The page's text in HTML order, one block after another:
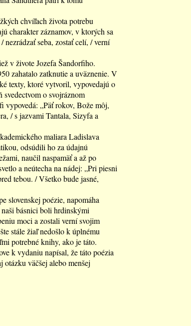
chvíľach života potrebu
charakter záznamov, v ktorých sa
seba, zostať celí, / verní
v živote Jozefa Šandorfiho.
zahatalo zatknutie a uväznenie. V
texty, ktoré vytvoril, vypovedajú o
svedectvom o svojráznom
vypovedá: „Päť rokov, Bože môj,
/ s jazvami Tantala, Sizyfa a
maliara Ladislava
odsúdili ho za údajnú
naučil naspamäť a až po
a neútecha na nádej: „Pri piesni
tebou. / Všetko bude jasné,
slovenskej poézie, napomáha
básnici boli hrdinskými
moci a zostali verní svojim
stále žiaľ nedošlo k úplnému
potrebné knihy, ako je táto.
k vydaniu napísal, že táto poézia
väčšej alebo menšej